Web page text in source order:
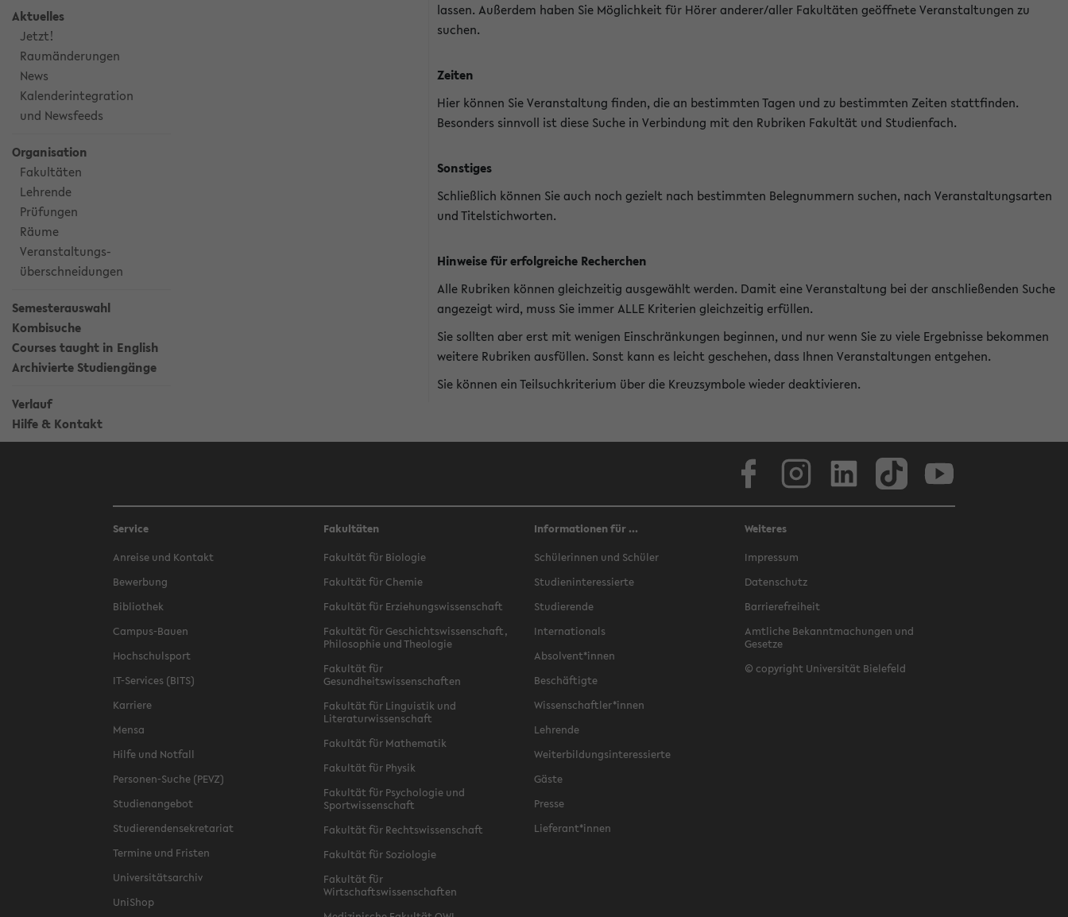
Aktuelles
Jetzt!
Raumänderungen
News
Kalenderintegration
und Newsfeeds
Organisation
Fakultäten
Lehrende
Prüfungen
Räume
Veranstaltungs-
überschneidungen
Semesterauswahl
Kombisuche
Courses taught in English
Archivierte Studiengänge
Verlauf
Hilfe & Kontakt
lassen. Außerdem haben Sie Möglichkeit für Hörer anderer/aller Fakultäten geöffnete Veranstaltungen zu
suchen.
Zeiten
Hier können Sie Veranstaltung finden, die an bestimmten Tagen und zu bestimmten Zeiten stattfinden.
Besonders sinnvoll ist diese Suche in Verbindung mit den Rubriken Fakultät und Studienfach.
Sonstiges
Schließlich können Sie auch noch gezielt nach bestimmten Belegnummern suchen, nach Veranstaltungsarten
und Titelstichworten.
Hinweise für erfolgreiche Recherchen
Alle Rubriken können gleichzeitig ausgewählt werden. Damit eine Veranstaltung bei der anschließenden Suche
angezeigt wird, muss Sie immer ALLE Kriterien gleichzeitig erfüllen.
Sie sollten aber erst mit wenigen Einschränkungen beginnen, und nur wenn Sie zu viele Ergebnisse bekommen
weitere Rubriken ausfüllen. Sonst kann es leicht geschehen, dass Ihnen Veranstaltungen entgehen.
Sie können ein Teilsuchkriterium über die Kreuzsymbole wieder deaktivieren.
Service
Anreise und Kontakt
Bewerbung
Bibliothek
Campus-Bauen
Hochschulsport
IT-Services (BITS)
Karriere
Mensa
Hilfe und Notfall
Personen-Suche (PEVZ)
Studienangebot
Studierendensekretariat
Termine und Fristen
Universitätsarchiv
UniShop
Fakultäten
Fakultät für Biologie
Fakultät für Chemie
Fakultät für Erziehungswissenschaft
Fakultät für Geschichtswissenschaft,
Philosophie und Theologie
Fakultät für
Gesundheitswissenschaften
Fakultät für Linguistik und
Literaturwissenschaft
Fakultät für Mathematik
Fakultät für Physik
Fakultät für Psychologie und
Sportwissenschaft
Fakultät für Rechtswissenschaft
Fakultät für Soziologie
Fakultät für
Wirtschaftswissenschaften
Informationen für ...
Schülerinnen und Schüler
Studieninteressierte
Studierende
Internationals
Absolvent*innen
Beschäftigte
Wissenschaftler*innen
Lehrende
Weiterbildungsinteressierte
Gäste
Presse
Lieferant*innen
Weiteres
Impressum
Datenschutz
Barrierefreiheit
Amtliche Bekanntmachungen und
Gesetze
© copyright Universität Bielefeld